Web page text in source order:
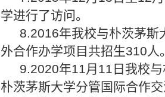
学进行了访问。
8.2016年我校与朴茨茅斯
外合作办学项目共招生310人
9.2020年11月11日我校
朴茨茅斯大学分管国际合作